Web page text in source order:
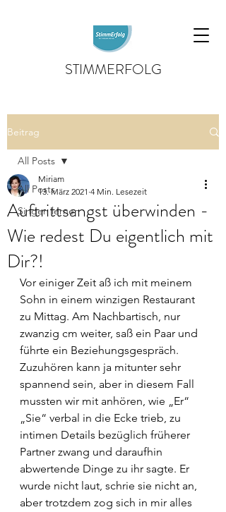
STIMMERFOLG
Beitrag
All Posts
Singen lernen
All Posts
Auftrittsangst überwinden -
Wie redest Du eigentlich mit
Dir?!
Miriam
13. März 2021 4 Min. Lesezeit
Vor einiger Zeit aß ich mit meinem
Sohn in einem winzigen Restaurant
zu Mittag. Am Nachbartisch, nur
zwanzig cm weiter, saß ein Paar und
führte ein Beziehungsgespräch.
Zuzuhören kann ja mitunter sehr
spannend sein, aber in diesem Fall
mussten wir mit anhören, wie „Er“
„Sie“ verbal in die Ecke trieb, zu
intimen Details bezüglich früherer
Partner zwang und daraufhin
abwertende Dinge zu ihr sagte. Er
wurde nicht laut, schrie sie nicht an,
aber trotzdem zog sich in mir alles